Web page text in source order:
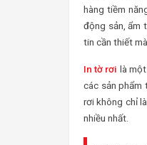
hàng tiềm
động sản, ẩm
tin cần thiết
In tờ rơi là
các sản phẩm
rơi không chỉ
nhiều nhất.